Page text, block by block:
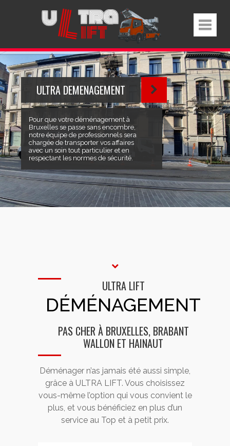
ULTRA DEMENAGEMENT
Pour que votre déménagement à
Bruxelles se passe sans encombre,
notre équipe de professionnels sera
chargée de transporter vos affaires
avec un soin tout particulier et en
respectant les normes de sécurité.
ULTRA LIFT
DÉMÉNAGEMENT
PAS CHER À BRUXELLES, BRABANT
WALLON ET HAINAUT
Déménager n’as jamais été aussi simple,
grâce à ULTRA LIFT. Vous choisissez
vous-même l’option qui vous convient le
plus, et vous bénéficiez en plus d’un
service au Top et à petit prix.